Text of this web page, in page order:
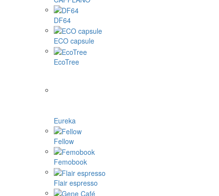
DF64
ECO capsule
EcoTree
Eureka
Fellow
Femobook
Flair espresso